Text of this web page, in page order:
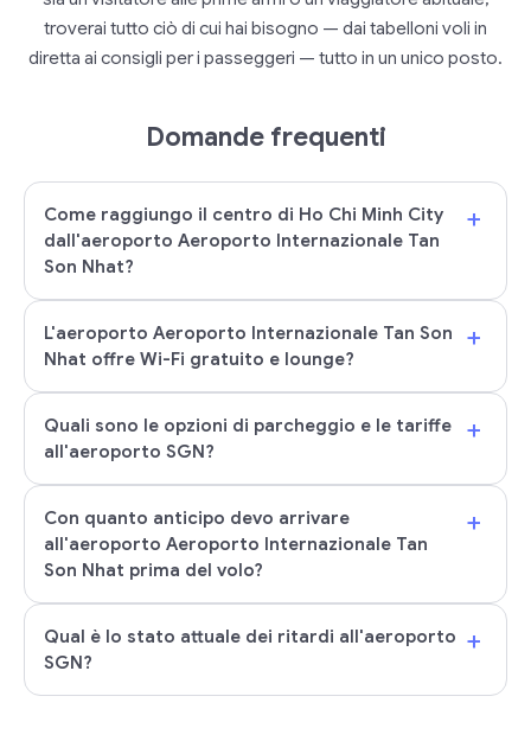
troverai tutto ciò di cui hai bisogno — dai tabelloni voli in
diretta ai consigli per i passeggeri — tutto in un unico posto.
Domande frequenti
Come raggiungo il centro di Ho Chi Minh City
dall'aeroporto Aeroporto Internazionale Tan
Son Nhat?
+
L'aeroporto Aeroporto Internazionale Tan Son
Nhat offre Wi-Fi gratuito e lounge?
+
Quali sono le opzioni di parcheggio e le tariffe
all'aeroporto SGN?
+
Con quanto anticipo devo arrivare
all'aeroporto Aeroporto Internazionale Tan
Son Nhat prima del volo?
+
Qual è lo stato attuale dei ritardi all'aeroporto
SGN?
+